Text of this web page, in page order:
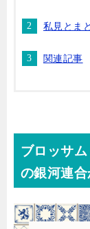
私見とま
関連記事
ブロッサ
の銀河連